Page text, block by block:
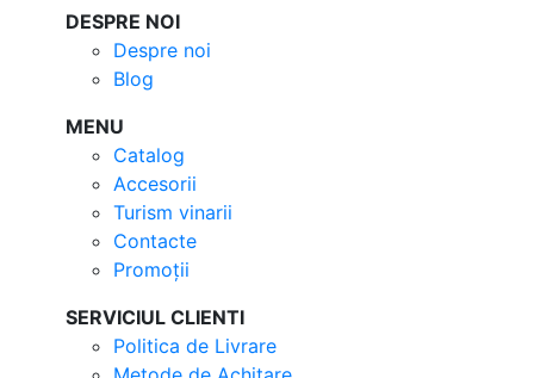
DESPRE NOI
Despre noi
Blog
MENU
Catalog
Accesorii
Turism vinarii
Contacte
Promoții
SERVICIUL CLIENTI
Politica de Livrare